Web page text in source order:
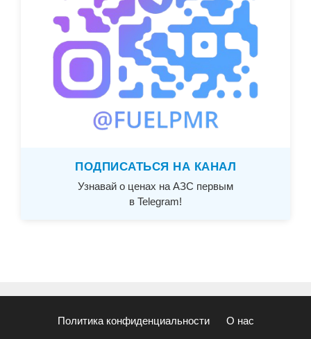
ПОДПИСАТЬСЯ НА КАНАЛ
Узнавай о ценах на АЗС первым
в Telegram!
Политика конфиденциальности О нас